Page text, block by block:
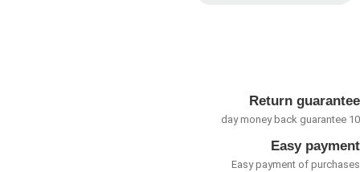
Return
Easy
Easy payment of